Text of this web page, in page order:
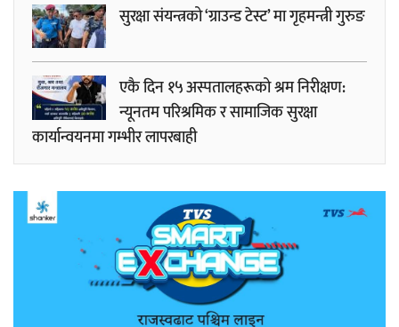
सुरक्षा संयन्त्रको ‘ग्राउन्ड टेस्ट’ मा गृहमन्त्री गुरुङ
एकै दिन १५ अस्पतालहरूको श्रम निरीक्षण:
न्यूनतम परिश्रमिक र सामाजिक सुरक्षा
कार्यान्वयनमा गम्भीर लापरबाही